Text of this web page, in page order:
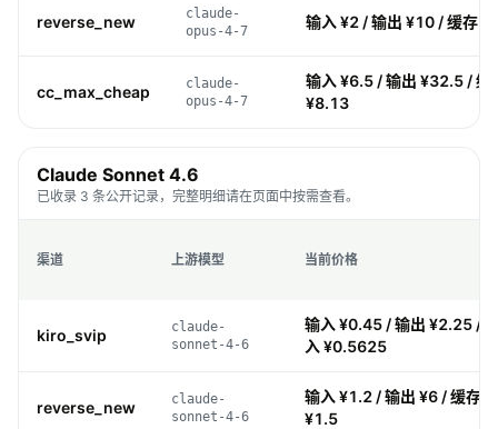
reverse_new
claude-
opus-4-7
输入 ¥2 / 输出 ¥10 / 缓存
cc_max_cheap
claude-
opus-4-7
输入 ¥6.5 / 输出 ¥32.5 / 缓
¥8.13
Claude Sonnet 4.6
已收录 3 条公开记录，完整明细请在页面中按需查看。
渠道 上游模型 当前价格
kiro_svip
claude-
sonnet-4-6
输入 ¥0.45 / 输出 ¥2.25 /
入 ¥0.5625
reverse_new
claude-
sonnet-4-6
输入 ¥1.2 / 输出 ¥6 / 缓存
¥1.5